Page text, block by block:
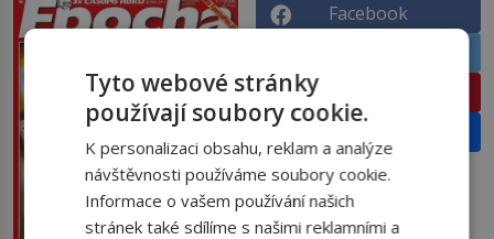
Facebook
Tyto webové stránky
používají soubory cookie.
K personalizaci obsahu, reklam a analýze
návštěvnosti používáme soubory cookie.
Informace o vašem používání našich
stránek také sdílíme s našimi reklamními a